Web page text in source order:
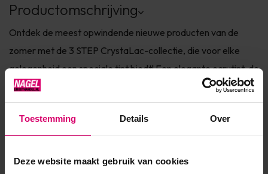
Toestemming Details Over
Deze website maakt gebruik van cookies
Productomschrijving
Ontdek de meest opwindende nieuwe producten van de
zomer met de 3 STEP CrystaLac-collectie, die voor elke
gelegenheid een speciale tint biedt! Een elegante ecrutint, de
perfecte keuze voor de delicate elegantie van het
trouwseizoen. Een frisse, zachte neonkoraaltint, een
onmisbare metgezel voor zomerzon en strandmomenten.
Toon meer